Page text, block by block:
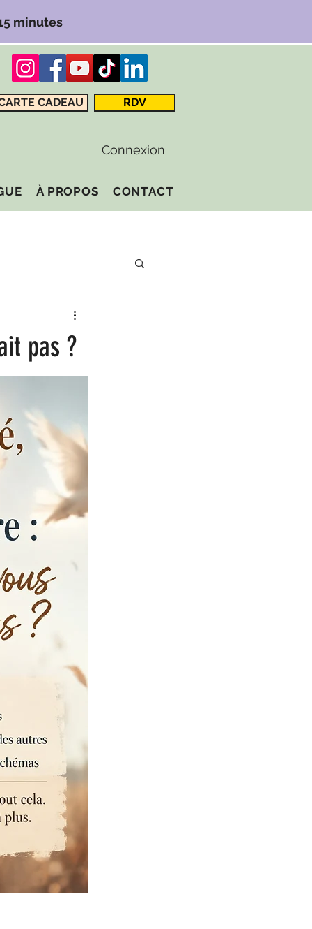
minutes
CADEAU RDV
Connexion
À PROPOS CONTACT
pas ?